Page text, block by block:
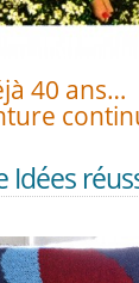
40 ans…
Idées